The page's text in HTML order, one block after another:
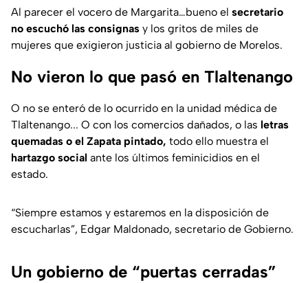
Al parecer el vocero de Margarita…bueno el secretario
no escuchó las consignas y los gritos de miles de
mujeres que exigieron justicia al gobierno de Morelos.
No vieron lo que pasó en Tlaltenango
O no se enteró de lo ocurrido en la unidad médica de
Tlaltenango... O con los comercios dañados, o las letras
quemadas o el Zapata pintado, todo ello muestra el
hartazgo social ante los últimos feminicidios en el
estado.
“Siempre estamos y estaremos en la disposición de
escucharlas”, Edgar Maldonado, secretario de Gobierno.
Un gobierno de “puertas cerradas”